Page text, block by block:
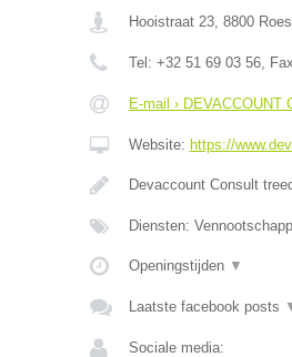
Hooistraat 23, 8800
Tel: +32 51 69 03 56,
E-mail ›
Website: https://
Devaccount Consult
Diensten:
Openingstijden ▼
Laatste facebook posts
Sociale media: